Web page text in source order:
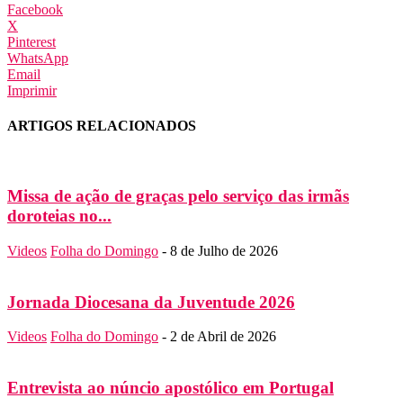
Facebook
X
Pinterest
WhatsApp
Email
Imprimir
ARTIGOS RELACIONADOS
Missa de ação de graças pelo serviço das irmãs
doroteias no...
Videos Folha do Domingo - 8 de Julho de 2026
Jornada Diocesana da Juventude 2026
Videos Folha do Domingo - 2 de Abril de 2026
Entrevista ao núncio apostólico em Portugal